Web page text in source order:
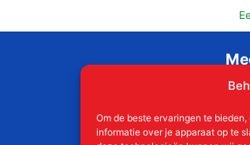
Om de beste ervaringen te
informatie over je apparaat op te